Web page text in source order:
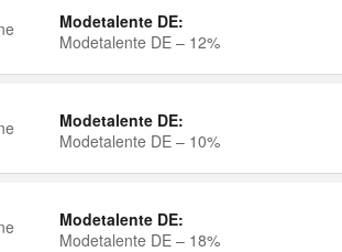
Modetalente DE:
Modetalente DE – 12%
Modetalente DE:
Modetalente DE – 10%
Modetalente DE:
Modetalente DE – 18%